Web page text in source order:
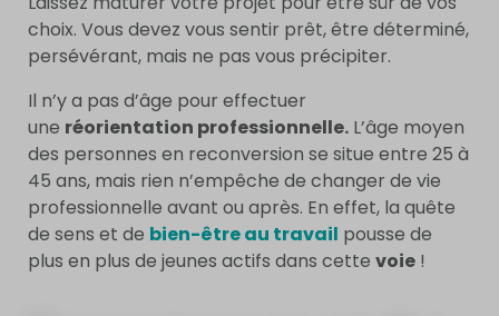
choix. Vous devez vous sentir prêt, être déterminé,
persévérant, mais ne pas vous précipiter.
Il n’y a pas d’âge pour effectuer
une réorientation professionnelle. L’âge moyen
des personnes en reconversion se situe entre 25 à
45 ans, mais rien n’empêche de changer de vie
professionnelle avant ou après. En effet, la quête
de sens et de bien-être au travail pousse de
plus en plus de jeunes actifs dans cette voie !